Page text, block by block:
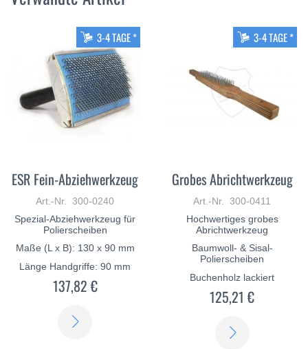
3-4 TAGE *
ESR Fein-Abziehwerkzeug
Art.-Nr. 300-0240
Spezial-Abziehwerkzeug für
Polierscheiben
Maße (L x B): 130 x 90 mm
Länge Handgriffe: 90 mm
137,82 €
3-4 TAGE *
Grobes Abrichtwerkzeug
Art.-Nr. 300-0411
Hochwertiges grobes
Abrichtwerkzeug
Baumwoll- & Sisal-
Polierscheiben
Buchenholz lackiert
125,21 €